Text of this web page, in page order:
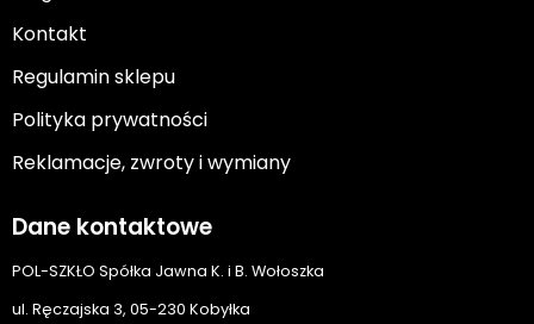
Kontakt
Regulamin sklepu
Polityka prywatności
Reklamacje, zwroty i wymiany
Dane kontaktowe
POL-SZKŁO Spółka Jawna K. i B. Wołoszka
ul. Ręczajska 3, 05-230 Kobyłka